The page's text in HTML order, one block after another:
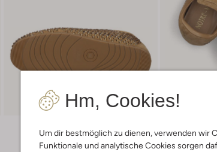
Hm, Cookies!
Um dir bestmöglich zu dienen, verwenden wir
Funktionale und analytische Cookies sorgen